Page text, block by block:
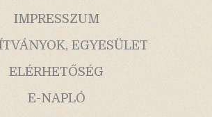
IMPRESSZUM
EGYESÜLET
ELÉRHETŐSÉG
E-NAPLÓ